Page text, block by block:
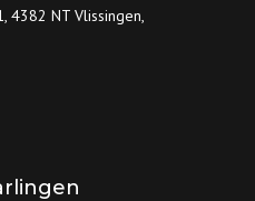
4382 NT Vlissingen,